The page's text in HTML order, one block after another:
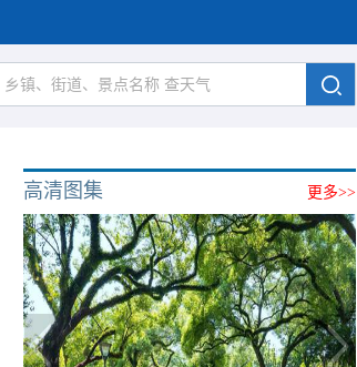
更多>>
高清图集